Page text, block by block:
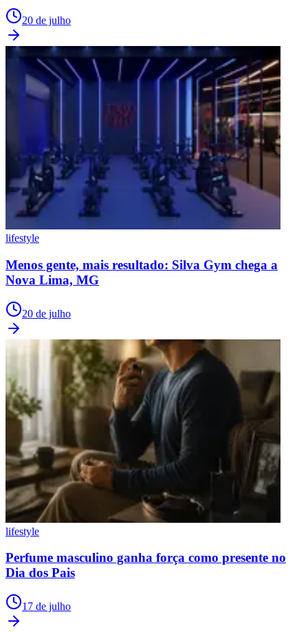
20 de julho
lifestyle
Menos gente, mais resultado: Silva Gym chega a
Nova Lima, MG
20 de julho
lifestyle
Perfume masculino ganha força como presente no
Dia dos Pais
17 de julho